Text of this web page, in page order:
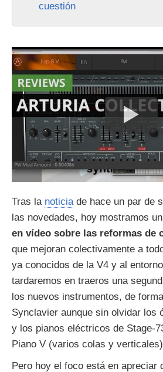
cuestión
Tras la noticia de hace un par de
las novedades, hoy mostramos
en vídeo sobre las reformas de
que mejoran colectivamente a
ya conocidos de la V4 y al
tardaremos en traeros una
los nuevos instrumentos, de
Synclavier aunque sin olvidar los
y los pianos eléctricos de Stage-
Piano V (varios colas y
Pero hoy el foco está en apreciar